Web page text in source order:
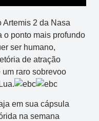
Artemis 2 da Nasa
o ponto mais profundo
ser humano,
de atração
raro sobrevoo
em sua cápsula
na semana